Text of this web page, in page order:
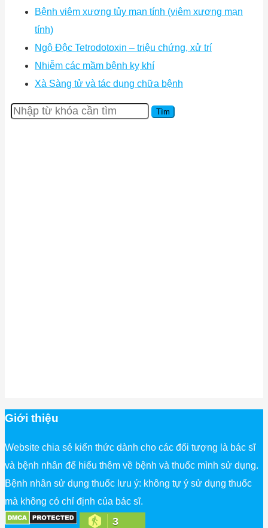
Bệnh viêm xương tủy mạn tính (viêm xương mạn
tính)
Ngộ Độc Tetrodotoxin – triệu chứng, xử trí
Nhiễm các mầm bệnh kỵ khí
Xà Sàng tử và tác dụng chữa bệnh
Giới thiệu
Website chia sẻ kiến thức dành cho các đối tượng là bác sĩ
và bệnh nhân để hiểu thêm về bệnh và thuốc mình sử dụng.
Bệnh nhân sử dụng thuốc lưu ý: không tự ý sử dụng thuốc
mà không có chỉ định của bác sĩ.
3